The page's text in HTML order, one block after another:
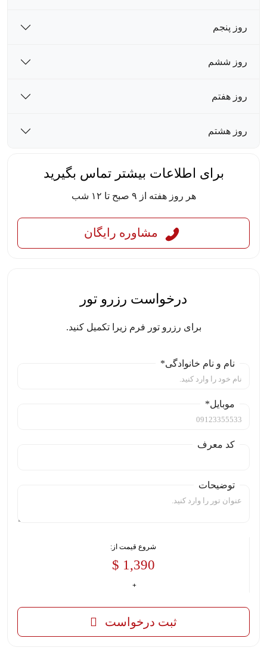
روز پنجم
روز ششم
روز هفتم
روز هشتم
برای اطلاعات بیشتر تماس بگیرید
هر روز هفته از ۹ صبح تا ۱۲ شب
مشاوره رایگان
درخواست رزرو تور
برای رزرو تور فرم زیرا تکمیل کنید.
نام و نام خانوادگی*
موبایل*
کد معرف
توضیحات
شروع قیمت از:
1,390 $
ثبت درخواست